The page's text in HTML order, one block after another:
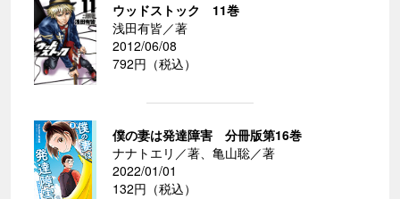
ウッドストック 11巻
浅田有皆／著
2012/06/08
792円（税込）
僕の妻は発達障害 分冊版第16巻
ナナトエリ／著、亀山聡／著
2022/01/01
132円（税込）